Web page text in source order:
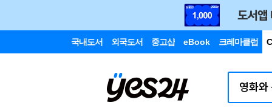
국내도서 외국도서 중고샵 eBook 크레마클럽